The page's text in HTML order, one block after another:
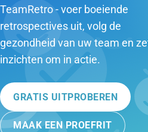
TeamRetro - voer boeiende
retrospectives uit, volg de
gezondheid van uw team en
inzichten om in actie.
GRATIS UITPROBEREN
MAAK EEN PROEFRIT